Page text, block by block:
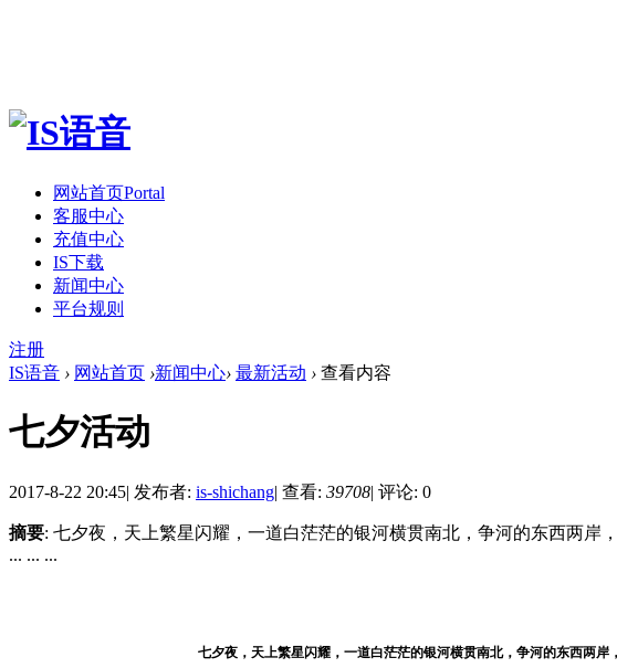
网站首页Portal
客服中心
充值中心
IS下载
新闻中心
平台规则
注册
IS语音 › 网站首页 ›新闻中心› 最新活动 › 查看内容
七夕活动
2017-8-22 20:45| 发布者: is-shichang| 查看: 39708| 评论: 0
摘要: 七夕夜，天上繁星闪耀，一道白茫茫的银河横贯南北，争河的东西两
... ... ...
七夕夜，天上繁星闪耀，一道白茫茫的银河横贯南北，争河的东西两岸